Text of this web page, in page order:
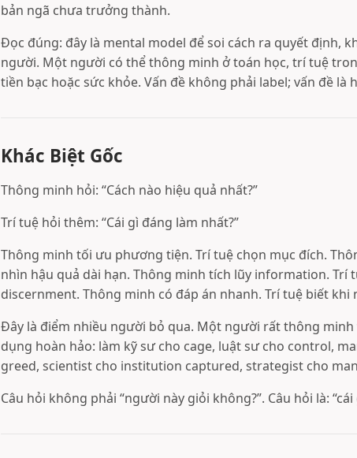
bản ngã chưa trưởng thành.
Đọc đúng: đây là mental model để soi cách ra quyết định,
người. Một người có thể thông minh ở toán học, trí tuệ
tiền bạc hoặc sức khỏe. Vấn đề không phải label; vấn đề là
Khác Biệt Gốc
Thông minh hỏi: “Cách nào hiệu quả nhất?”
Trí tuệ hỏi thêm: “Cái gì đáng làm nhất?”
Thông minh tối ưu phương tiện. Trí tuệ chọn mục đích.
nhìn hậu quả dài hạn. Thông minh tích lũy information.
discernment. Thông minh có đáp án nhanh. Trí tuệ biết khi
Đây là điểm nhiều người bỏ qua. Một người rất thông minh
dụng hoàn hảo: làm kỹ sư cho cage, luật sư cho control,
greed, scientist cho institution captured, strategist cho
Câu hỏi không phải “người này giỏi không?”. Câu hỏi là: